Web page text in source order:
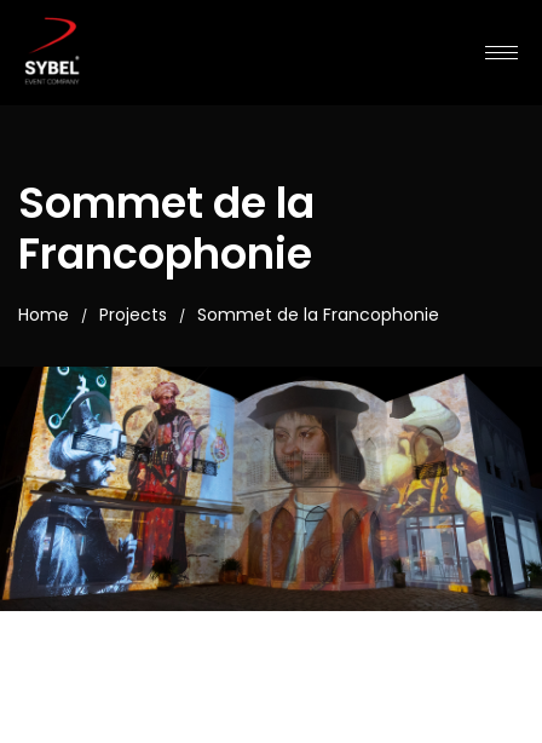
Sommet de la
Francophonie
Home / Projects / Sommet de la Francophonie